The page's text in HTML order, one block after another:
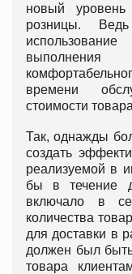
новый
розницы.
времени
стоимости
Так, однажды
создать
реализуемой в
бы в течение
включало в
количества
для доставки в
должен был
товара